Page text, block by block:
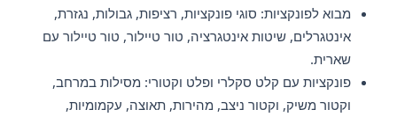
מבוא לפונקציות: סוגי פונקציות, רציפות, גבולות, נגזרת,
אינטגרלים, שיטות אינטגרציה, טור טיילור, טור טיילור עם
שארית.
פונקציות עם קלט סקלרי ופלט וקטורי: מסילות במרחב,
וקטור משיק, וקטור ניצב, מהירות, תאוצה, עקמומיות,